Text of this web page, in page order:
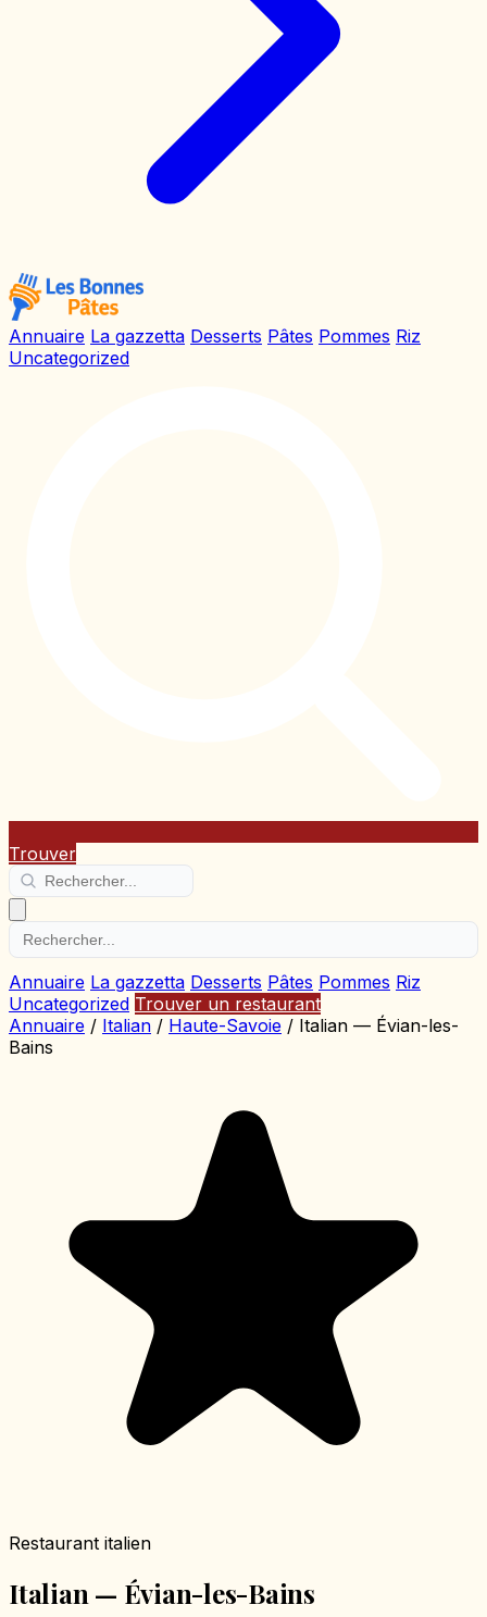
Annuaire La gazzetta Desserts Pâtes Pommes Riz
Uncategorized
Trouver
Annuaire La gazzetta Desserts Pâtes Pommes Riz
Uncategorized Trouver un restaurant
Annuaire / Italian / Haute-Savoie / Italian — Évian-les-
Bains
Restaurant italien
Italian — Évian-les-Bains